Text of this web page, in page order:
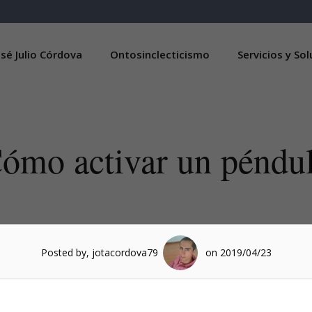
Julio Córdova Ontosinclecticismo Servicios y
activar un
Posted by, jotacordova79 on 2019/04/23